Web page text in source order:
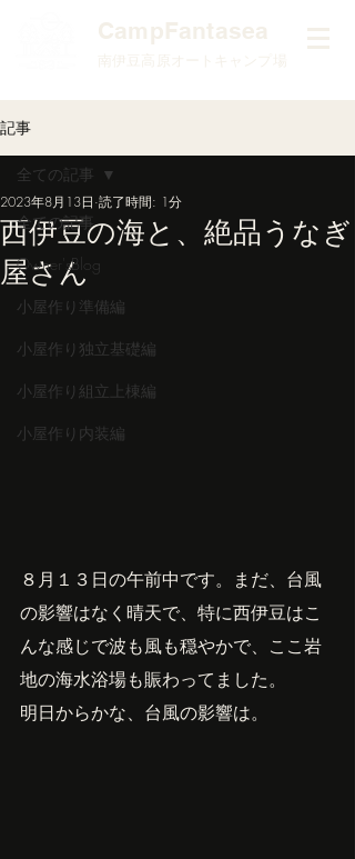
​CampFantasea
南伊豆高原オートキャンプ場
記事
全ての記事
Owner'sBlog
小屋作り準備編
小屋作り独立基礎編
小屋作り組立上棟編
小屋作り内装編
全ての記事
西伊豆の海と、絶品うなぎ
屋さん
2023年8月13日 読了時間: 1分
８月１３日の午前中です。まだ、台風
の影響はなく晴天で、特に西伊豆はこ
んな感じで波も風も穏やかで、ここ岩
地の海水浴場も賑わってました。
明日からかな、台風の影響は。